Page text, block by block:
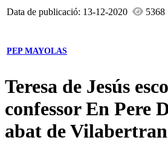
Data de publicació: 13-12-2020
5368
PEP MAYOLAS
Teresa de Jesús
confessor En Pere
abat de Vilabertran